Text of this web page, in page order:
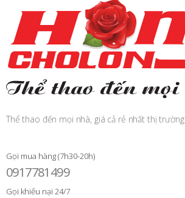
Thể thao đến mọi nhà, giá cả rẻ nhất thị trường
Gọi mua hàng (7h30-20h)
0917781499
Gọi khiếu nại 24/7